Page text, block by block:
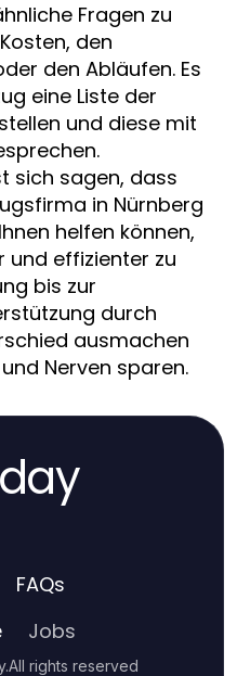
Fragen zu
den
den Abläufen. Es
eine Liste der
und diese mit
sich sagen, dass
in Nürnberg
helfen können,
und effizienter zu
bis zur
durch
ausmachen
Nerven sparen.
FAQs
Jobs
.All rights reserved